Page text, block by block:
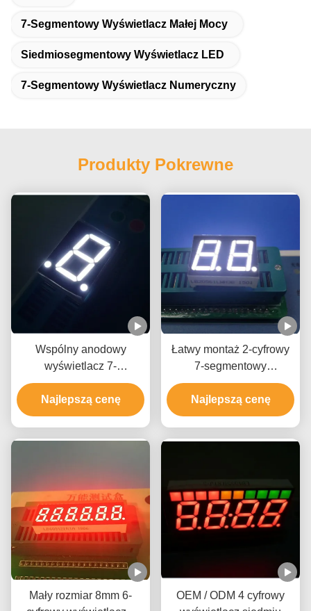
7-Segmentowy Wyświetlacz Małej Mocy
Siedmiosegmentowy Wyświetlacz LED
7-Segmentowy Wyświetlacz Numeryczny
Produkty Pokrewne
Wspólny anodowy
wyświetlacz 7-
segmentowy do montażu
powierzchniowego, 1-
cyfrowy 7-segmentowy
Najlepszą cenę
Łatwy montaż 2-cyfrowy
7-segmentowy
wyświetlacz LED, 7-
segmentowy wyświetlacz
LED Ultra Bright White
Najlepszą cenę
Mały rozmiar 8mm 6-
OEM / ODM 4 cyfrowy